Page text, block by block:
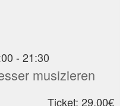
- 21:30
musizieren
Ticket: 29,00€